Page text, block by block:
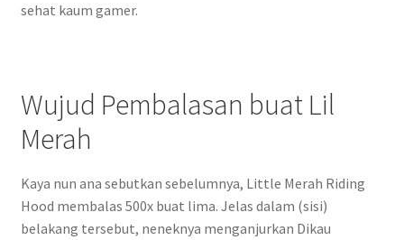
sehat kaum gamer.
Wujud Pembalasan buat Lil
Merah
Kaya nun ana sebutkan sebelumnya, Little Merah Riding
Hood membalas 500x buat lima. Jelas dalam (sisi)
belakang tersebut, neneknya menganjurkan Dikau